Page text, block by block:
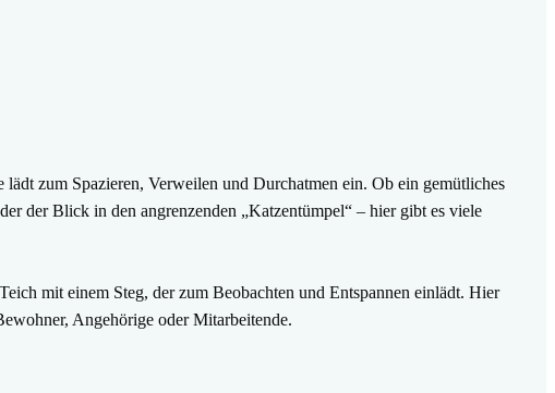
zum Spazieren, Verweilen und Durchatmen ein. Ob ein gemütliches
der Blick in den angrenzenden „Katzentümpel“ – hier gibt es viele
mit einem Steg, der zum Beobachten und Entspannen einlädt. Hier
Angehörige oder Mitarbeitende.